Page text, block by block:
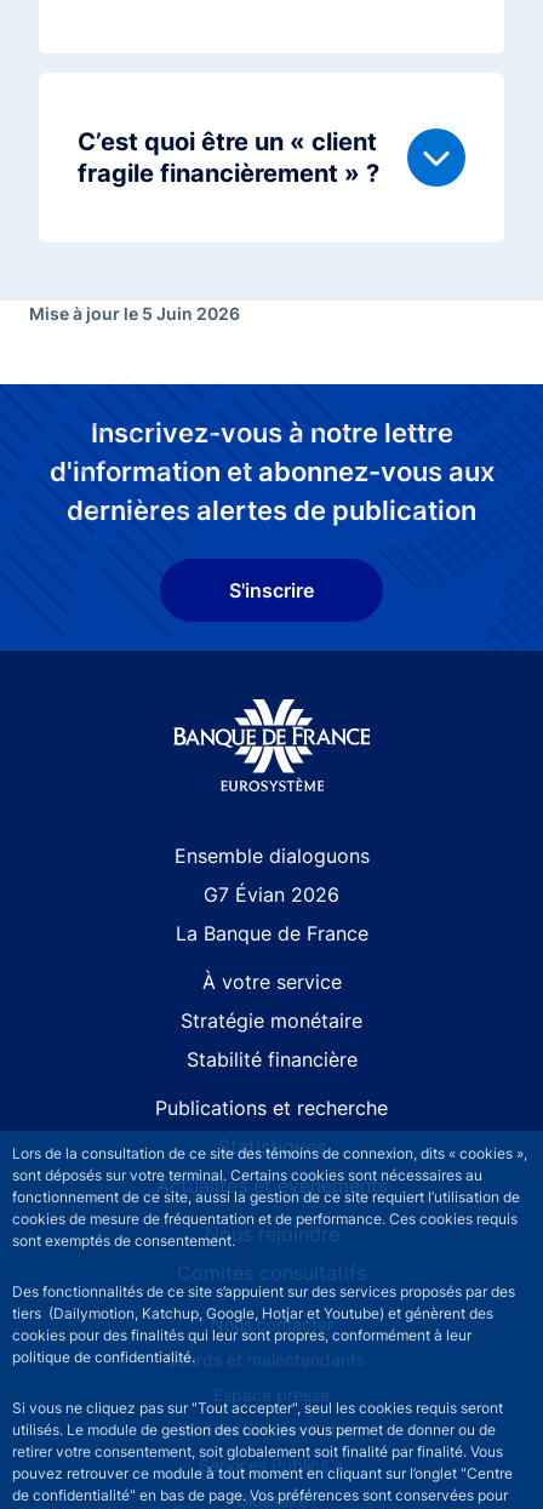
Lors de la consultation de ce site des témoins de connexion, dits « cookies »,
sont déposés sur votre terminal. Certains cookies sont nécessaires au
fonctionnement de ce site, aussi la gestion de ce site requiert l’utilisation de
cookies de mesure de fréquentation et de performance. Ces cookies requis
sont exemptés de consentement.
Des fonctionnalités de ce site s’appuient sur des services proposés par des
tiers (Dailymotion, Katchup, Google, Hotjar et Youtube) et génèrent des
cookies pour des finalités qui leur sont propres, conformément à leur
politique de confidentialité.
Si vous ne cliquez pas sur "Tout accepter", seul les cookies requis seront
utilisés. Le module de gestion des cookies vous permet de donner ou de
retirer votre consentement, soit globalement soit finalité par finalité. Vous
pouvez retrouver ce module à tout moment en cliquant sur l’onglet "Centre
de confidentialité" en bas de page. Vos préférences sont conservées pour
C’est quoi être un « client
fragile financièrement » ?
Mise à jour le 5 Juin 2026
Inscrivez-vous à notre lettre
d'information et abonnez-vous aux
dernières alertes de publication
S'inscrire
Ensemble dialoguons
G7 Évian 2026
La Banque de France
À votre service
Stratégie monétaire
Stabilité financière
Publications et recherche
Statistiques
Actualités et événements
Nous rejoindre
Comités consultatifs
Footer secondary menuNous contacter
Sourds et malentendants
Espace presse
La direction des Achats
Services Publics +
Glossaire